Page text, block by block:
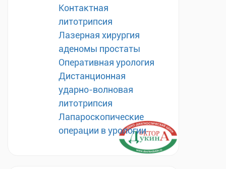
Контактная
литотрипсия
Лазерная хирургия
аденомы простаты
Оперативная урология
Дистанционная
ударно-волновая
литотрипсия
Лапароскопические
операции в урологии